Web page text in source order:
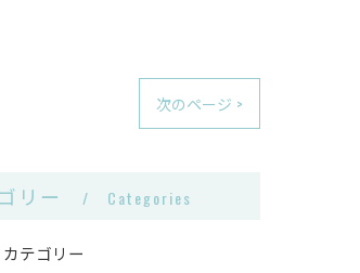
次のページ >
リー Categories
テゴリー